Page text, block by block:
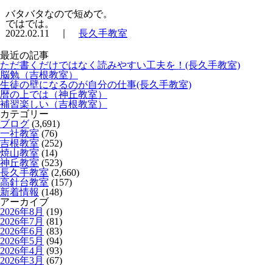
バタバタなので短めで。
ではでは。
2022.02.11 ｜ 長久手教室
最近の記事
ただ書くだけではなく読みやすい工夫を！(長久手教室)
脳勉（吉根教室）
生徒の壁になるのが自分の仕事(長久手教室)
暦の上では（神丘教室）
補習楽しい（吉根教室）
カテゴリー
ブログ (3,691)
一社教室 (76)
吉根教室 (252)
焼山教室 (14)
神丘教室 (523)
長久手教室 (2,660)
高針台教室 (157)
新着情報 (148)
アーカイブ
2026年8月 (19)
2026年7月 (81)
2026年6月 (83)
2026年5月 (94)
2026年4月 (93)
2026年3月 (67)